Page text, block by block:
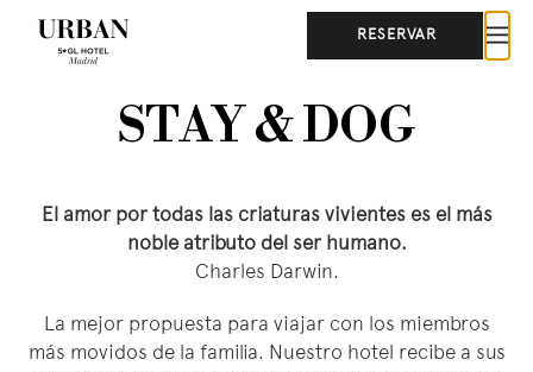
RESERVAR
STAY & DOG
El amor por todas las criaturas vivientes es el más
noble atributo del ser humano.
Charles Darwin.
La mejor propuesta para viajar con los miembros
más movidos de la familia. Nuestro hotel recibe a sus